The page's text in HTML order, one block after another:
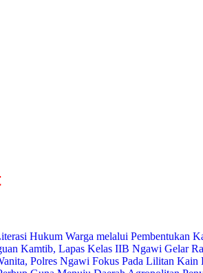
Hukum Warga melalui Pembentukan
Kamtib, Lapas Kelas IIB Ngawi Gelar
Polres Ngawi Fokus Pada Lilitan